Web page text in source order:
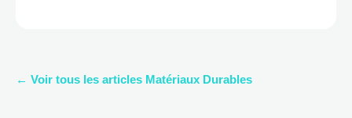
← Voir tous les articles Matériaux Durables